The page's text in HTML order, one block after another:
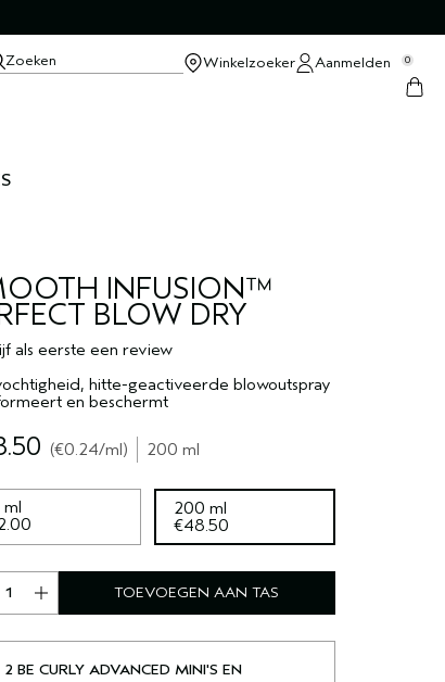
Zoeken Winkelzoeker Aanmelden 0
INFUSION™
BLOW DRY
als eerste een review
hitte-geactiveerde blowoutspray
en beschermt
€0.24/ml 200 ml
200 ml
€48.50
TOEVOEGEN AAN TAS
2 BE CURLY ADVANCED MINI'S EN